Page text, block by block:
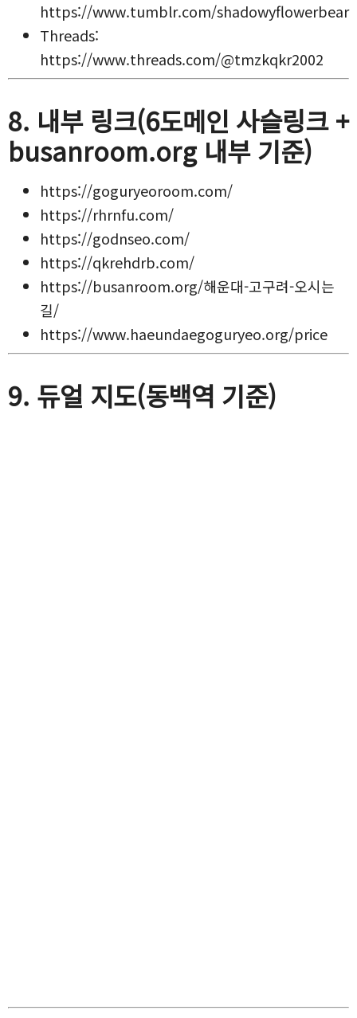
https://www.tumblr.com/shadowyflowerbear
Threads:
https://www.threads.com/@tmzkqkr2002
8. 내부 링크(6도메인 사슬링크 +
busanroom.org 내부 기준)
https://goguryeoroom.com/
https://rhrnfu.com/
https://godnseo.com/
https://qkrehdrb.com/
https://busanroom.org/해운대-고구려-오시는
길/
https://www.haeundaegoguryeo.org/price
9. 듀얼 지도(동백역 기준)